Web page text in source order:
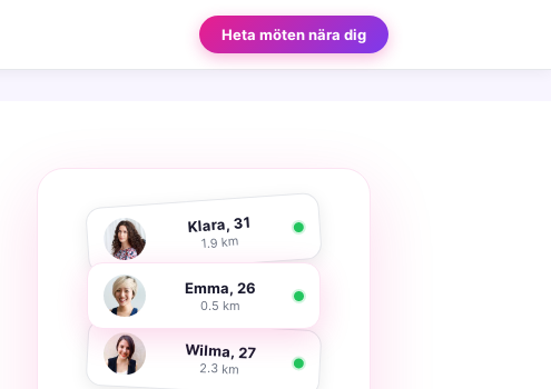
Heta möten nära dig
Klara, 31
1.9 km
Emma, 26
0.5 km
Wilma, 27
2.3 km